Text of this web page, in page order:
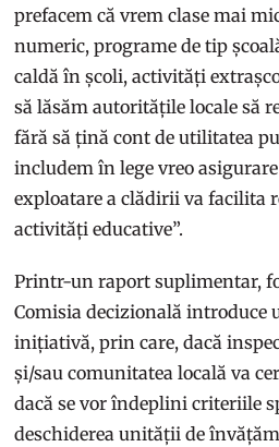
prefacem că vrem clase mai
numeric, programe de tip
caldă în școli, activități
să lăsăm autoritățile locale să
fără să țină cont de utilitatea
includem în lege vreo
exploatare a clădirii va facilita
activități educative”.
Printr-un raport suplimentar,
Comisia decizională introduce
inițiativă, prin care, dacă
și/sau comunitatea locală va
dacă se vor îndeplini criteriile
deschiderea unității de